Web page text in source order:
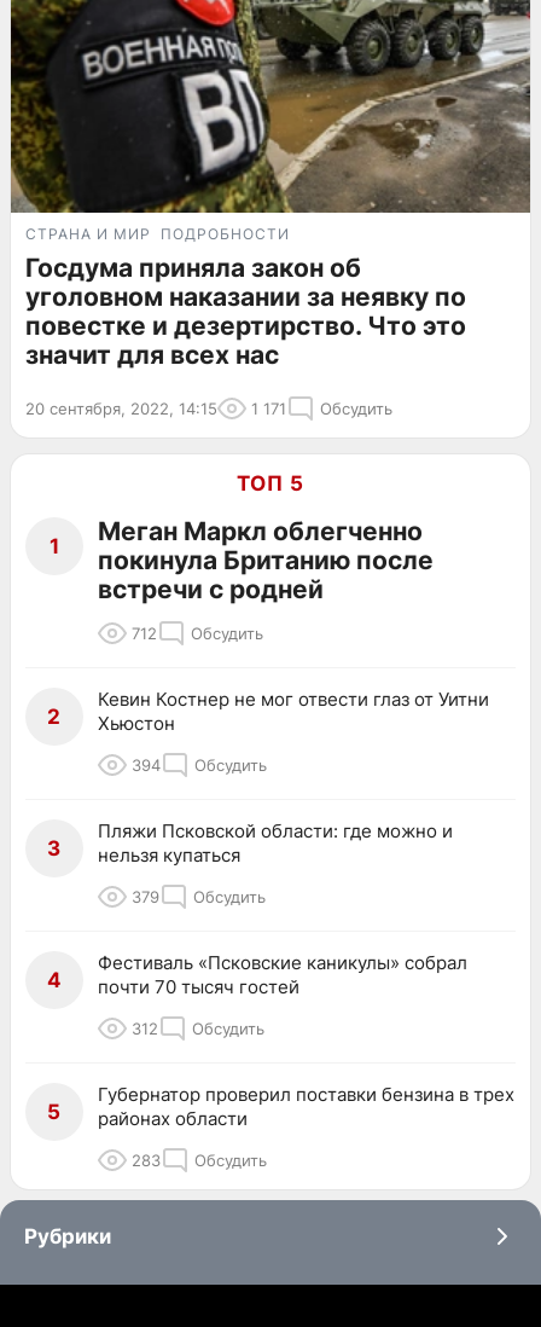
СТРАНА И МИР ПОДРОБНОСТИ
Госдума приняла закон об
уголовном наказании за неявку по
повестке и дезертирство. Что это
значит для всех нас
20 сентября, 2022, 14:15 1 171 Обсудить
ТОП 5
1
Меган Маркл облегченно
покинула Британию после
встречи с родней
712 Обсудить
2
Кевин Костнер не мог отвести глаз от Уитни
Хьюстон
394 Обсудить
3
Пляжи Псковской области: где можно и
нельзя купаться
379 Обсудить
4
Фестиваль «Псковские каникулы» собрал
почти 70 тысяч гостей
312 Обсудить
5
Губернатор проверил поставки бензина в трех
районах области
283 Обсудить
Рубрики